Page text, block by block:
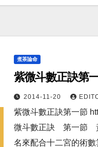
煮茶論命
紫微斗數正訣第
2014-11-20
紫微斗數正訣第一節
微斗數正訣 第一節
名來配合十二宮的術